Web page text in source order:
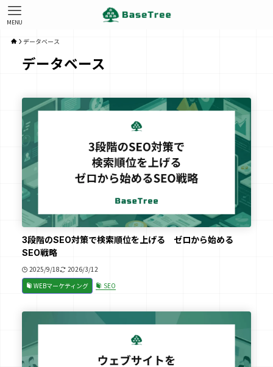
MENU
データベース
データベース
3段階のSEO対策で検索順位を上げる ゼロから始める
SEO戦略
2025/9/18
2026/3/12
WEBマーケティング
SEO